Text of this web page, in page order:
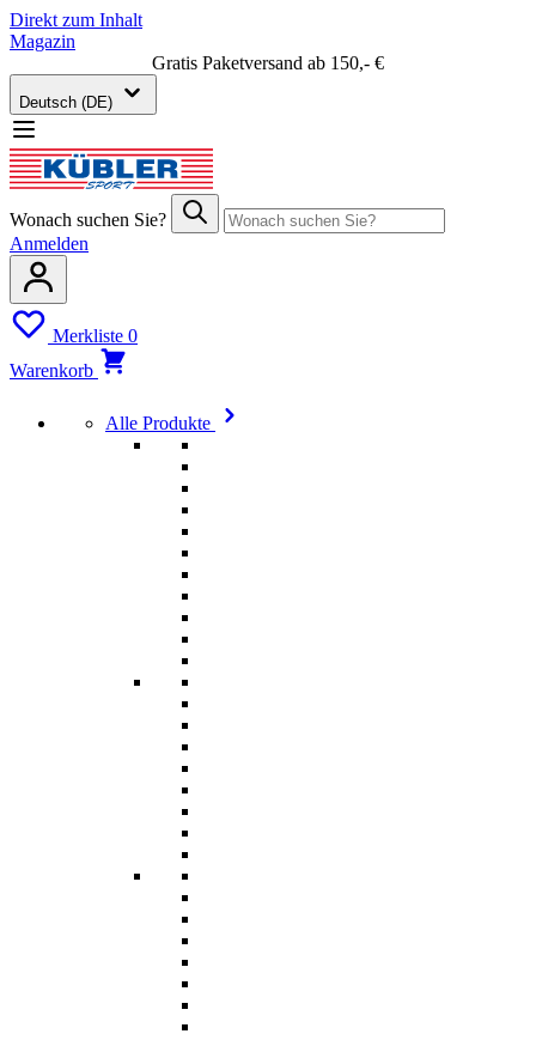
Direkt zum Inhalt
Magazin
Gratis Paketversand ab 150,- €
Deutsch (DE)
Wonach suchen Sie?
Anmelden
Merkliste 0
Warenkorb
Alle Produkte